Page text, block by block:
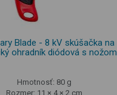
Blade - 8 kV skúšačka na
ohradník diódová s nožom
Hmotnosť: 80 g
Rozmer: 11 × 4 × 2 cm